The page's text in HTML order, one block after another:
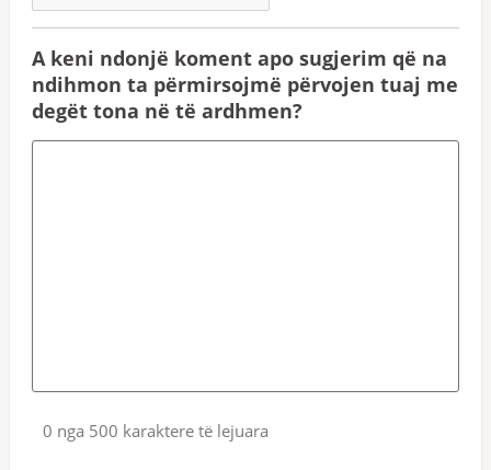
A keni ndonjë koment apo sugjerim që na
ndihmon ta përmirsojmë përvojen tuaj me
degët tona në të ardhmen?
0 nga 500 karaktere të lejuara